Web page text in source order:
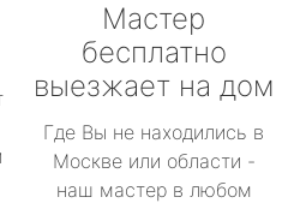
Мастер
бесплатно
выезжает на дом
Где Вы не находились в
Москве или области -
наш мастер в любом